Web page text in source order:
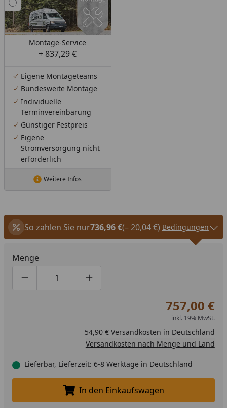
Montage-Service
+ 837,29 €
Eigene Montageteams
Bundesweite Montage
Individuelle
Terminvereinbarung
Günstiger Festpreis
Eigene
Stromversorgung nicht
erforderlich
Weitere Infos
So zahlen Sie nur736,96 €(– 20,04 €) Bedingungen
Menge
Produktmenge um eins verringern
Produktmenge manuell eingeben
Produktmenge um eins erhöhen
757,00 €
inkl. 19% MwSt.
54,90 € Versandkosten in Deutschland
Versandkosten nach Menge und Land
Lieferbar, Lieferzeit: 6-8 Werktage in Deutschland
In den Einkaufswagen legen
In den Einkaufswagen